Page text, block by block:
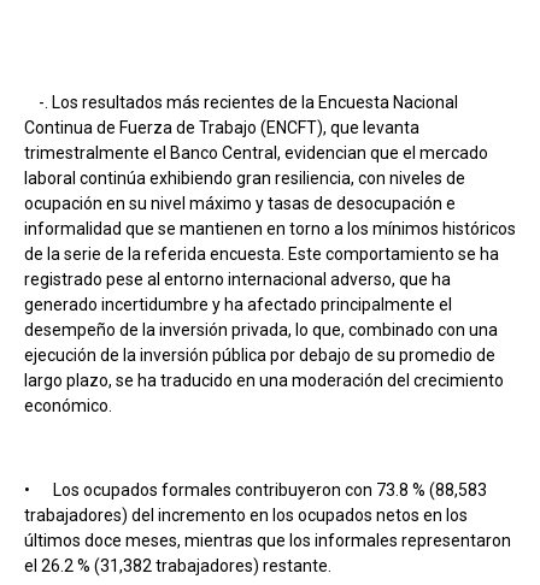
-. Los resultados más recientes de la Encuesta Nacional
Continua de Fuerza de Trabajo (ENCFT), que levanta
trimestralmente el Banco Central, evidencian que el mercado
laboral continúa exhibiendo gran resiliencia, con niveles de
ocupación en su nivel máximo y tasas de desocupación e
informalidad que se mantienen en torno a los mínimos históricos
de la serie de la referida encuesta. Este comportamiento se ha
registrado pese al entorno internacional adverso, que ha
generado incertidumbre y ha afectado principalmente el
desempeño de la inversión privada, lo que, combinado con una
ejecución de la inversión pública por debajo de su promedio de
largo plazo, se ha traducido en una moderación del crecimiento
económico.
•
Los ocupados formales contribuyeron con 73.8 % (88,583
trabajadores) del incremento en los ocupados netos en los
últimos doce meses, mientras que los informales representaron
el 26.2 % (31,382 trabajadores) restante.